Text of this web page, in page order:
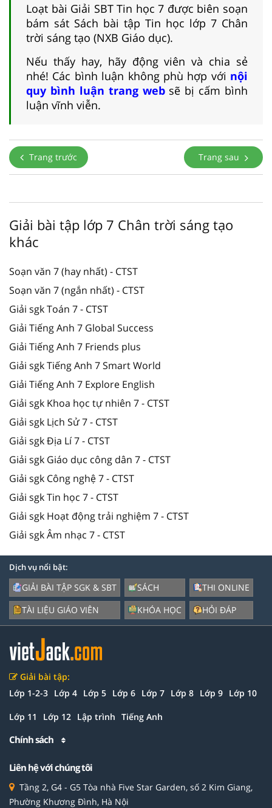
Loạt bài Giải SBT Tin học 7 được biên soạn
bám sát Sách bài tập Tin học lớp 7 Chân
trời sáng tạo (NXB Giáo dục).
Nếu thấy hay, hãy động viên và chia sẻ
nhé! Các bình luận không phù hợp với nội
quy bình luận trang websẽ bị cấm bình
luận vĩnh viễn.
Trang trước Trang sau
Giải bài tập lớp 7 Chân trời sáng tạo
khác
Soạn văn 7 (hay nhất) - CTST
Soạn văn 7 (ngắn nhất) - CTST
Giải sgk Toán 7 - CTST
Giải Tiếng Anh 7 Global Success
Giải Tiếng Anh 7 Friends plus
Giải sgk Tiếng Anh 7 Smart World
Giải Tiếng Anh 7 Explore English
Giải sgk Khoa học tự nhiên 7 - CTST
Giải sgk Lịch Sử 7 - CTST
Giải sgk Địa Lí 7 - CTST
Giải sgk Giáo dục công dân 7 - CTST
Giải sgk Công nghệ 7 - CTST
Giải sgk Tin học 7 - CTST
Giải sgk Hoạt động trải nghiệm 7 - CTST
Giải sgk Âm nhạc 7 - CTST
Dịch vụ nổi bật:
GIẢI BÀI TẬP SGK & SBT
TÀI LIỆU GIÁO VIÊN
SÁCH
KHÓA HỌC
THI ONLINE
HỎI ĐÁP
Giải bài tập:
Lớp 1-2-3 Lớp 4 Lớp 5 Lớp 6 Lớp 7 Lớp 8 Lớp 9 Lớp 10
Lớp 11 Lớp 12 Lập trình Tiếng Anh
Chính sách
Liên hệ với chúng tôi
Tầng 2, G4 - G5 Tòa nhà Five Star Garden, số 2 Kim Giang,
Phường Khương Đình, Hà Nội